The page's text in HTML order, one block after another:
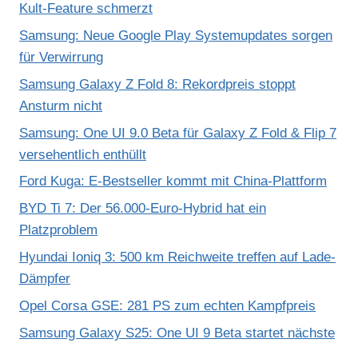
Kult-Feature schmerzt
Samsung: Neue Google Play Systemupdates sorgen
für Verwirrung
Samsung Galaxy Z Fold 8: Rekordpreis stoppt
Ansturm nicht
Samsung: One UI 9.0 Beta für Galaxy Z Fold & Flip 7
versehentlich enthüllt
Ford Kuga: E-Bestseller kommt mit China-Plattform
BYD Ti 7: Der 56.000-Euro-Hybrid hat ein
Platzproblem
Hyundai Ioniq 3: 500 km Reichweite treffen auf Lade-
Dämpfer
Opel Corsa GSE: 281 PS zum echten Kampfpreis
Samsung Galaxy S25: One UI 9 Beta startet nächste